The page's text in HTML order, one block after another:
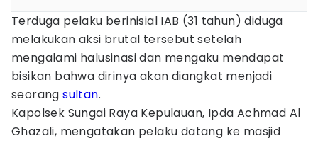
Terduga pelaku berinisial IAB (31 tahun) diduga
melakukan aksi brutal tersebut setelah
mengalami halusinasi dan mengaku mendapat
bisikan bahwa dirinya akan diangkat menjadi
seorangsultan.
Kapolsek Sungai Raya Kepulauan, Ipda Achmad Al
Ghazali, mengatakan pelaku datang ke masjid